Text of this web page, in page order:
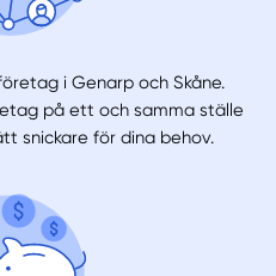
i Genarp och Skåne.
på ett och samma ställe
snickare för dina behov.